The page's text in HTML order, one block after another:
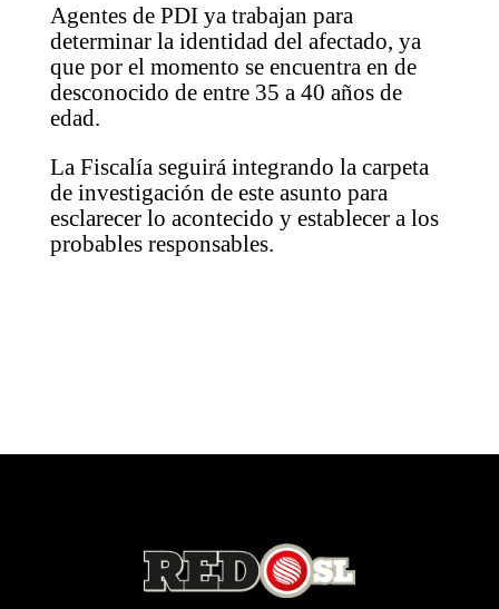
Agentes de PDI ya trabajan para
determinar la identidad del afectado, ya
que por el momento se encuentra en de
desconocido de entre 35 a 40 años de
edad.
La Fiscalía seguirá integrando la carpeta
de investigación de este asunto para
esclarecer lo acontecido y establecer a los
probables responsables.